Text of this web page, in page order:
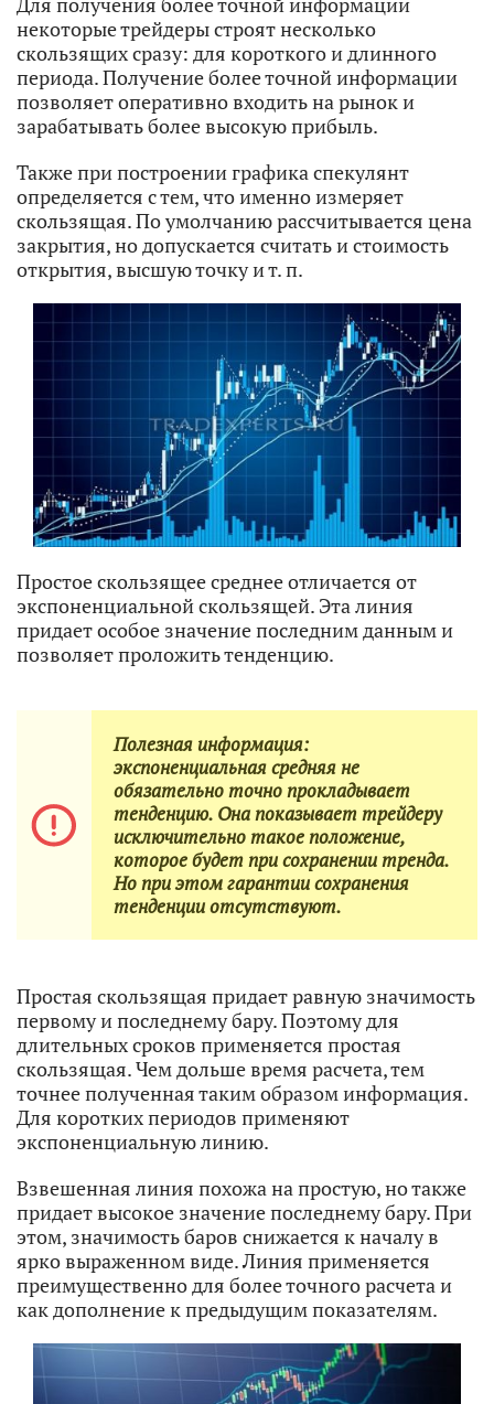
некоторые трейдеры строят несколько
скользящих сразу: для короткого и длинного
периода. Получение более точной информации
позволяет оперативно входить на рынок и
зарабатывать более высокую прибыль.
Также при построении графика спекулянт
определяется с тем, что именно измеряет
скользящая. По умолчанию рассчитывается цена
закрытия, но допускается считать и стоимость
открытия, высшую точку и т. п.
Простое скользящее среднее отличается от
экспоненциальной скользящей. Эта линия
придает особое значение последним данным и
позволяет проложить тенденцию.
Полезная информация:
экспоненциальная средняя не
обязательно точно прокладывает
тенденцию. Она показывает трейдеру
исключительно такое положение,
которое будет при сохранении тренда.
Но при этом гарантии сохранения
тенденции отсутствуют.
Простая скользящая придает равную значимость
первому и последнему бару. Поэтому для
длительных сроков применяется простая
скользящая. Чем дольше время расчета, тем
точнее полученная таким образом информация.
Для коротких периодов применяют
экспоненциальную линию.
Взвешенная линия похожа на простую, но также
придает высокое значение последнему бару. При
этом, значимость баров снижается к началу в
ярко выраженном виде. Линия применяется
преимущественно для более точного расчета и
как дополнение к предыдущим показателям.